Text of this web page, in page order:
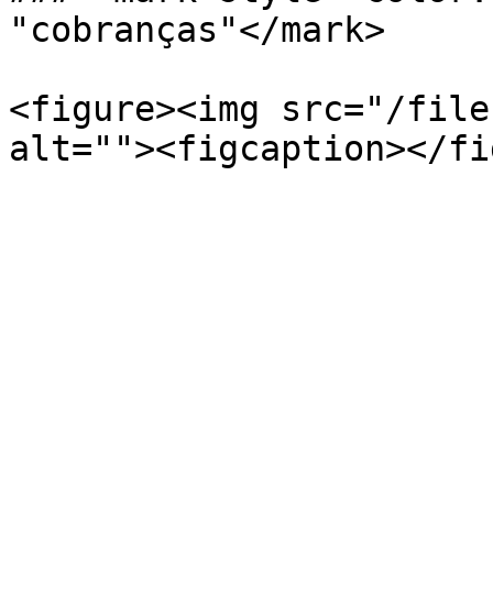
"cobranças"</mark>
<figure><img src="/files/